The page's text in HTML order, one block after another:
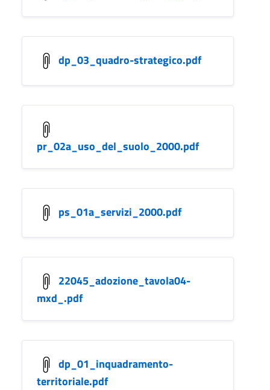
dp_03_quadro-strategico.pdf
pr_02a_uso_del_suolo_2000.pdf
ps_01a_servizi_2000.pdf
22045_adozione_tavola04-
mxd_.pdf
dp_01_inquadramento-
territoriale.pdf